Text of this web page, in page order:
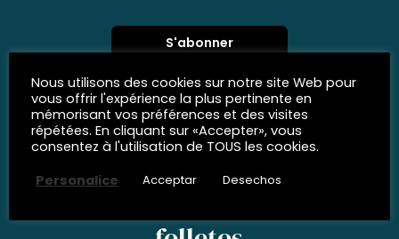
Nous utilisons des cookies sur notre site Web pour
vous offrir l'expérience la plus pertinente en
mémorisant vos préférences et des visites
répétées. En cliquant sur «Accepter», vous
consentez à l'utilisation de TOUS les cookies.
Personalice
Acceptar Desechos